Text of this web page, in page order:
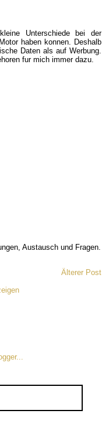
Unterschiede bei der
haben konnen. Deshalb
Daten als auf Werbung.
fur mich immer dazu.
Austausch und Fragen.
Älterer Post